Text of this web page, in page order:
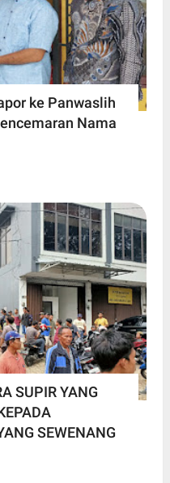
ke Panwaslih
Nama
SUPIR YANG
SEWENANG